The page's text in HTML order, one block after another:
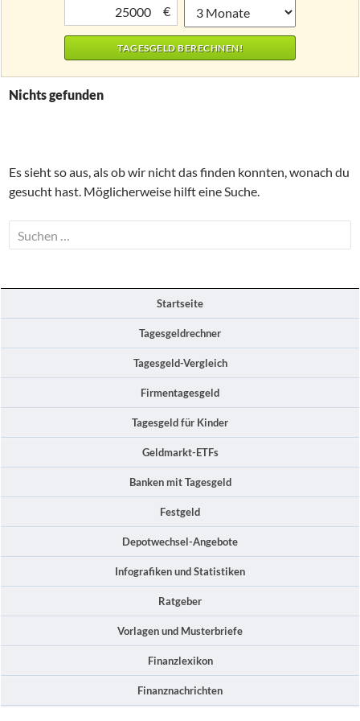
€
Nichts gefunden
Es sieht so aus, als ob wir nicht das finden konnten, wonach du
gesucht hast. Möglicherweise hilft eine Suche.
Suchen
nach:
Startseite
Tagesgeldrechner
Tagesgeld-Vergleich
Firmentagesgeld
Tagesgeld für Kinder
Geldmarkt-ETFs
Banken mit Tagesgeld
Festgeld
Depotwechsel-Angebote
Infografiken und Statistiken
Ratgeber
Vorlagen und Musterbriefe
Finanzlexikon
Finanznachrichten